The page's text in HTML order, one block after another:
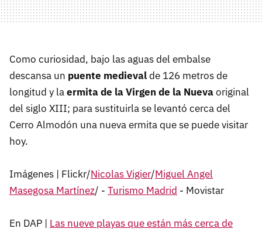
Como curiosidad, bajo las aguas del embalse
descansa un puente medievalde 126 metros de
longitud y laermita de la Virgen de la Nuevaoriginal
del siglo XIII; para sustituirla se levantó cerca del
Cerro Almodón una nueva ermita que se puede visitar
hoy.
Imágenes | Flickr/Nicolas Vigier/Miguel Angel
Masegosa Martínez/ - Turismo Madrid - Movistar
En DAP | Las nueve playas que están más cerca de